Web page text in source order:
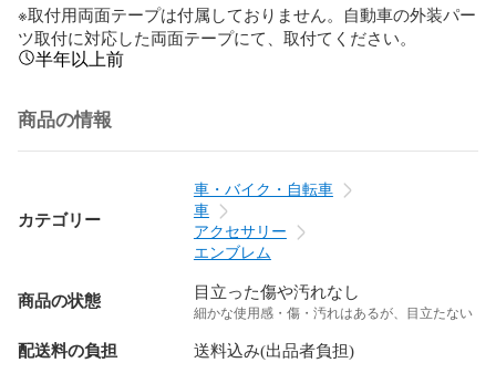
※取付用両面テープは付属しておりません。自動車の外装パー
ツ取付に対応した両面テープにて、取付てください。
半年以上前
商品の情報
カテゴリー
車・バイク・自転車
車
アクセサリー
エンブレム
商品の状態 目立った傷や汚れなし
細かな使用感・傷・汚れはあるが、目立たない
配送料の負担 送料込み(出品者負担)